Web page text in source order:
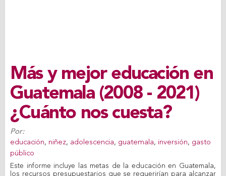
Más y mejor educación en
Guatemala (2008 - 2021)
¿Cuánto nos cuesta?
Por:
educación, niñez, adolescencia, guatemala, inversión, gasto
público
Este informe incluye las metas de la educación en Guatemala,
los recursos presupuestarios que se requerirían para alcanzar